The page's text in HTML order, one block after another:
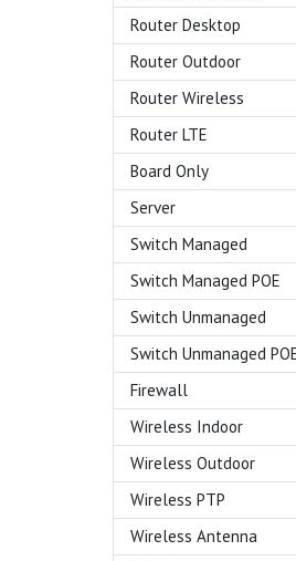
Router Desktop
Router Outdoor
Router Wireless
Router LTE
Board Only
Server
Switch Managed
Switch Managed POE
Switch Unmanaged
Switch Unmanaged
Firewall
Wireless Indoor
Wireless Outdoor
Wireless PTP
Wireless Antenna